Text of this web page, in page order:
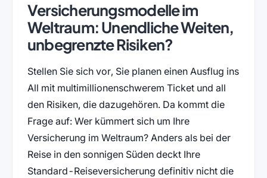
Versicherungsmodelle im
Weltraum: Unendliche Weiten,
unbegrenzte Risiken?
Stellen Sie sich vor, Sie planen einen Ausflug ins
All mit multimillionenschwerem Ticket und all
den Risiken, die dazugehören. Da kommt die
Frage auf: Wer kümmert sich um Ihre
Versicherung im Weltraum? Anders als bei der
Reise in den sonnigen Süden deckt Ihre
Standard-Reiseversicherung definitiv nicht die